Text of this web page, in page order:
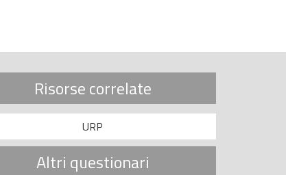
Risorse correlate
URP
Altri questionari